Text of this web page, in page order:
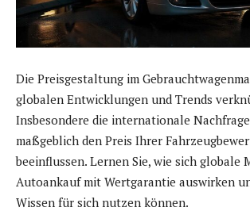
Die Preisgestaltung im
globalen Entwicklungen und Trends
Insbesondere die internationale
maßgeblich den Preis Ihrer
beeinflussen. Lernen Sie, wie sich globale
Autoankauf mit Wertgarantie auswirken
Wissen für sich nutzen können.